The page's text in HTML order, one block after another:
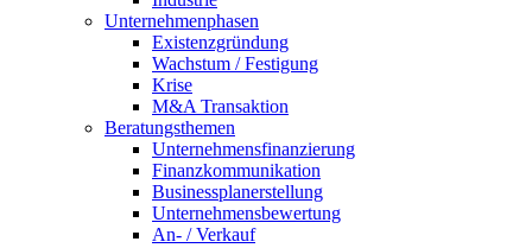
Unternehmenphasen
Existenzgründung
Wachstum / Festigung
Krise
M&A Transaktion
Beratungsthemen
Unternehmensfinanzierung
Finanzkommunikation
Businessplanerstellung
Unternehmensbewertung
An- / Verkauf